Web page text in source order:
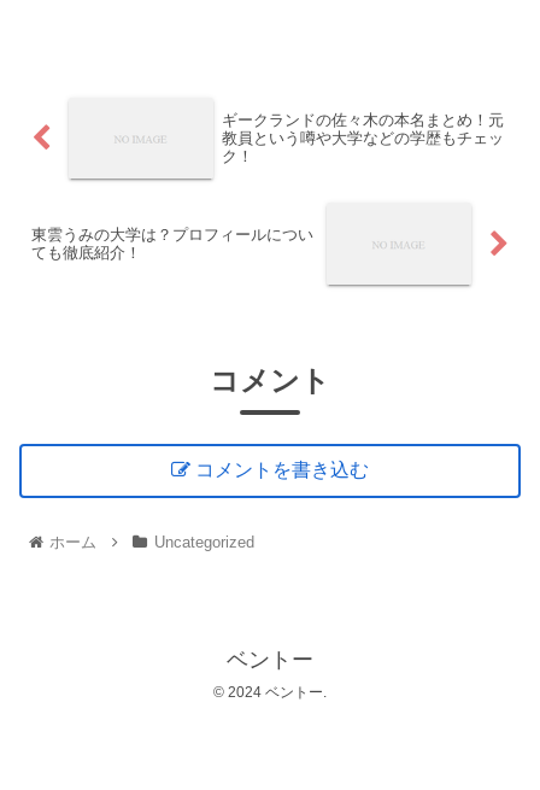
ギークランドの佐々木の本名まとめ！元
教員という噂や大学などの学歴もチェッ
ク！
東雲うみの大学は？プロフィールについ
ても徹底紹介！
コメント
コメントを書き込む
ホーム Uncategorized
ベントー
© 2024 ベントー.